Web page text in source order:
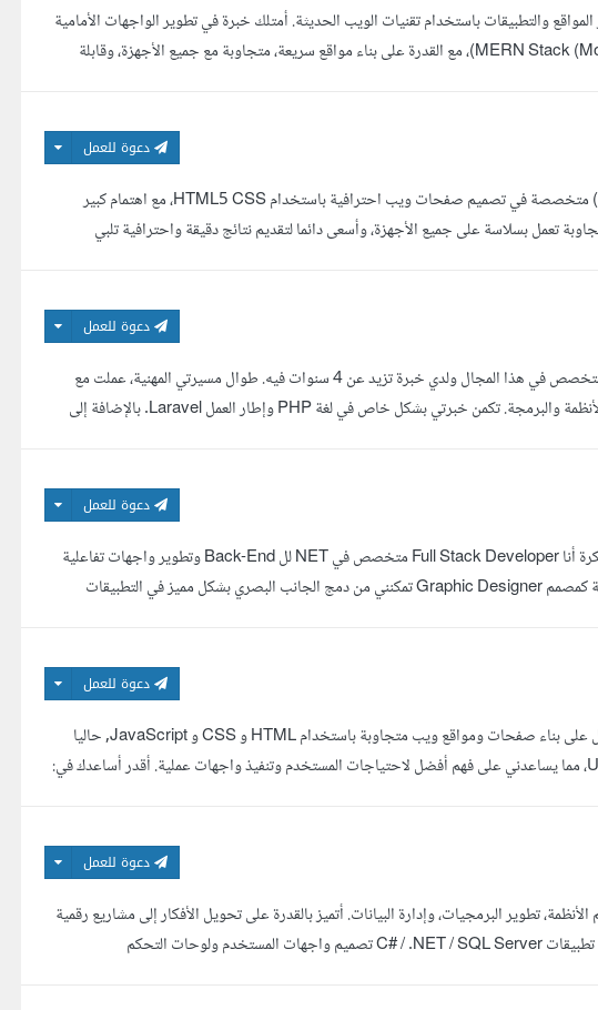
والتطبيقات باستخدام تقنيات الويب الحديثة. أمتلك خبرة في تطوير الواجهات الأمامية
والخلفية باستخدام MERN Stack (MongoDB, Express.js, React.js, Node.js)، مع القدرة على بناء مواقع سريعة، متجاوبة مع جميع الأجهزة، وقابلة
دعوة للعمل
أنا أماني إسحق، مطورة واجهات أمامية (Front-End Developer) متخصصة في تصميم صفحات ويب احترافية باستخدام HTML5 CSS، مع اهتمام كبير
تعمل بسلاسة على جميع الأجهزة، وأسعى دائما لتقديم نتائج دقيقة واحترافية تلبي
دعوة للعمل
معك المهندس محمد الهمص أعمل في مجال تكنولوجيا المعلومات، متخصص في هذا المجال ولدي خبرة تزيد عن 4 سنوات فيه. طوال مسيرتي المهنية، عملت مع
مجموعة من الشركات التقنية حيث قمت بتنمية مهاراتي في تطوير الأنظمة والبرمجة. تكمن خبرتي بشكل خاص في لغة PHP وإطار العمل Laravel. بالإضافة إلى
دعوة للعمل
اجعل أفكارك الرقمية تنبض بالحياة مع حلول برمجية احترافية ومبتكرة أنا Full Stack Developer متخصص في NET لل Back-End وتطوير واجهات تفاعلية
باستخدام Angular وأكثر من Front-End Framework، مع خلفية كمصمم Graphic Designer تمكنني من دمج الجانب البصري بشكل مميز في التطبيقات
دعوة للعمل
مرحبا انا بولا مطور واجهات أمامية (Frontend Developer) أعمل على بناء صفحات ومواقع ويب متجاوبة باستخدام HTML و CSS و JavaScript, حاليا
أعمل على تطوير مهاراتي في React، بالإضافة إلى أساسيات UI/UX، مما يساعدني على فهم أفضل لاحتياجات المستخدم وتنفيذ واجهات عملية. أقدر أساعدك في:
دعوة للعمل
تطوير البرمجيات، وإدارة البيانات. أتميز بالقدرة على تحويل الأفكار إلى مشاريع رقمية
متكاملة تعمل بكفاءة عالية وسهولة استخدام. مجالات عملي: برمجة تطبيقات C# / .NET / SQL Server تصميم واجهات المستخدم ولوحات التحكم